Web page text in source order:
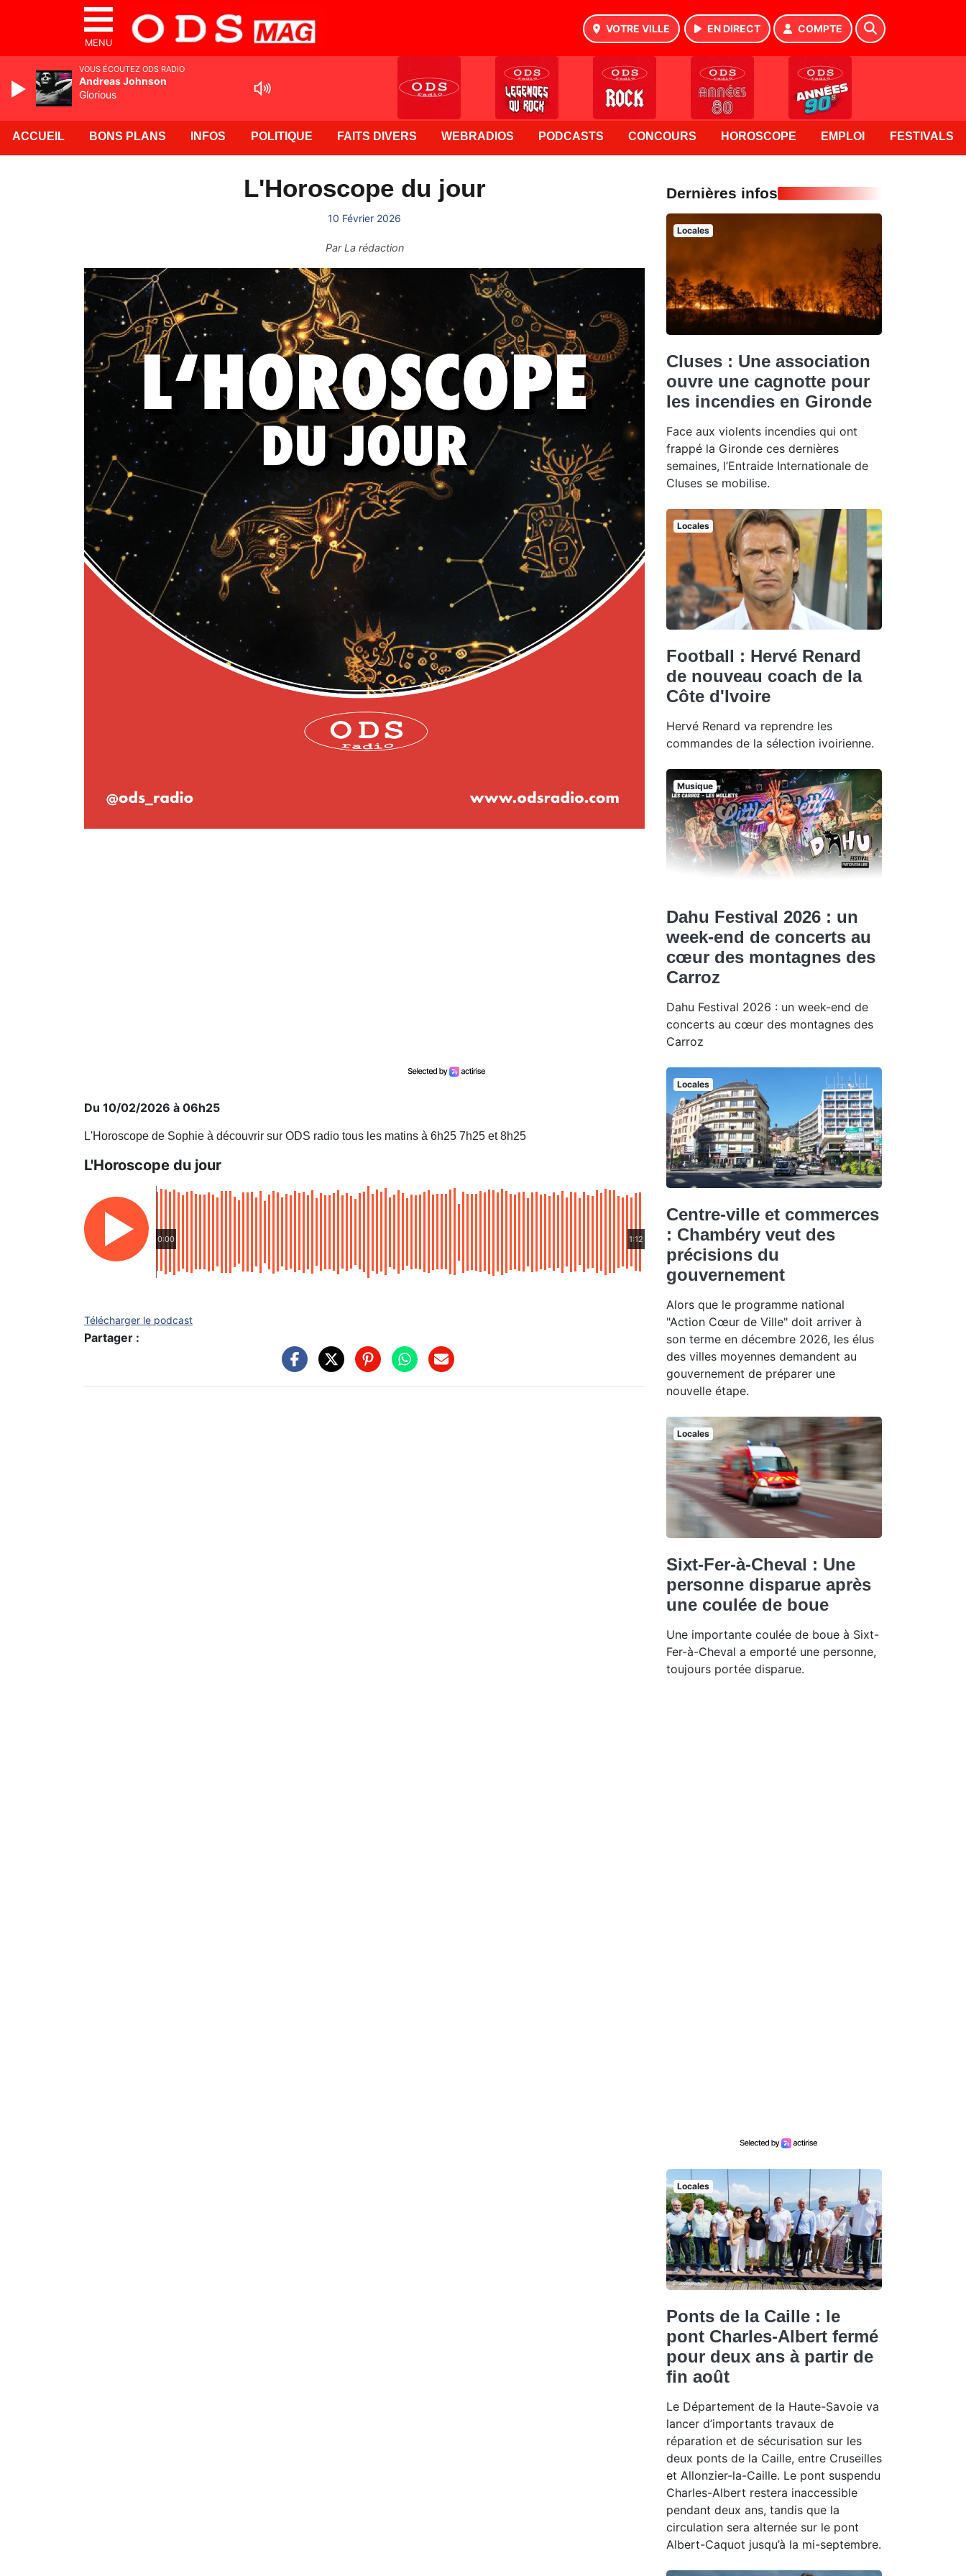
MENU
VOTRE VILLE EN DIRECT COMPTE
ACCUEIL BONS PLANS INFOS POLITIQUE FAITS DIVERS WEBRADIOS PODCASTS CONCOURS HOROSCOPE EMPLOI FESTIVALS
L'Horoscope du jour
10 Février 2026
ParLa rédaction
Du 10/02/2026 à 06h25
L'Horoscope de Sophie à découvrir sur ODS radio tous les matins à 6h25 7h25 et 8h25
L'Horoscope du jour
0:00 1:12
Télécharger le podcast
Partager :
Dernières infos
Locales
Cluses : Une association
ouvre une cagnotte pour
les incendies en Gironde
Face aux violents incendies qui ont
frappé la Gironde ces dernières
semaines, l’Entraide Internationale de
Cluses se mobilise.
Locales
Football : Hervé Renard
de nouveau coach de la
Côte d'Ivoire
Hervé Renard va reprendre les
commandes de la sélection ivoirienne.
Musique
Dahu Festival 2026 : un
week-end de concerts au
cœur des montagnes des
Carroz
Dahu Festival 2026 : un week-end de
concerts au cœur des montagnes des
Carroz
Locales
Centre-ville et commerces
: Chambéry veut des
précisions du
gouvernement
Alors que le programme national
"Action Cœur de Ville" doit arriver à
son terme en décembre 2026, les élus
des villes moyennes demandent au
gouvernement de préparer une
nouvelle étape.
Locales
Sixt-Fer-à-Cheval : Une
personne disparue après
une coulée de boue
Une importante coulée de boue à Sixt-
Fer-à-Cheval a emporté une personne,
toujours portée disparue.
Locales
Ponts de la Caille : le
pont Charles-Albert fermé
pour deux ans à partir de
fin août
Le Département de la Haute-Savoie va
lancer d’importants travaux de
réparation et de sécurisation sur les
deux ponts de la Caille, entre Cruseilles
et Allonzier-la-Caille. Le pont suspendu
Charles-Albert restera inaccessible
pendant deux ans, tandis que la
circulation sera alternée sur le pont
Albert-Caquot jusqu’à la mi-septembre.
VOUS ÉCOUTEZ ODS RADIO
Andreas Johnson
Glorious